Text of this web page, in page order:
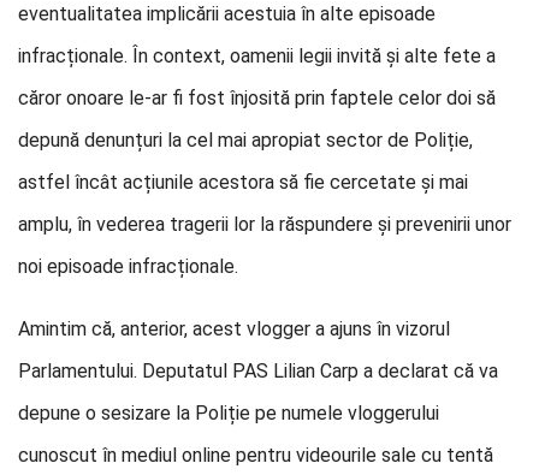
eventualitatea implicării acestuia în alte episoade
infracționale. În context, oamenii legii invită și alte fete a
căror onoare le-ar fi fost înjosită prin faptele celor doi să
depună denunțuri la cel mai apropiat sector de Poliție,
astfel încât acțiunile acestora să fie cercetate și mai
amplu, în vederea tragerii lor la răspundere și prevenirii unor
noi episoade infracționale.
Amintim că, anterior, acest vlogger a ajuns în vizorul
Parlamentului. Deputatul PAS Lilian Carp a declarat că va
depune o sesizare la Poliție pe numele vloggerului
cunoscut în mediul online pentru videourile sale cu tentă